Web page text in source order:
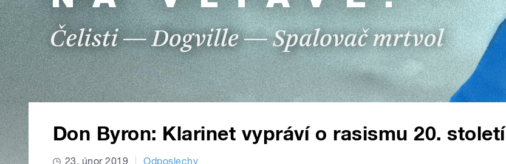
Don Byron: Klarinet vypráví o rasismu 20. století
23. únor 2019 Odposlechy